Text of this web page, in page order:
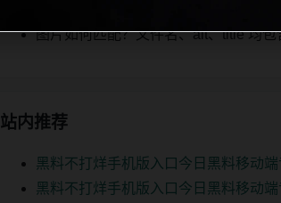
图片如何匹配？文件名、alt、title 均
站内推荐
黑料不打烊手机版入口今日黑料移动端
黑料不打烊手机版入口今日黑料移动